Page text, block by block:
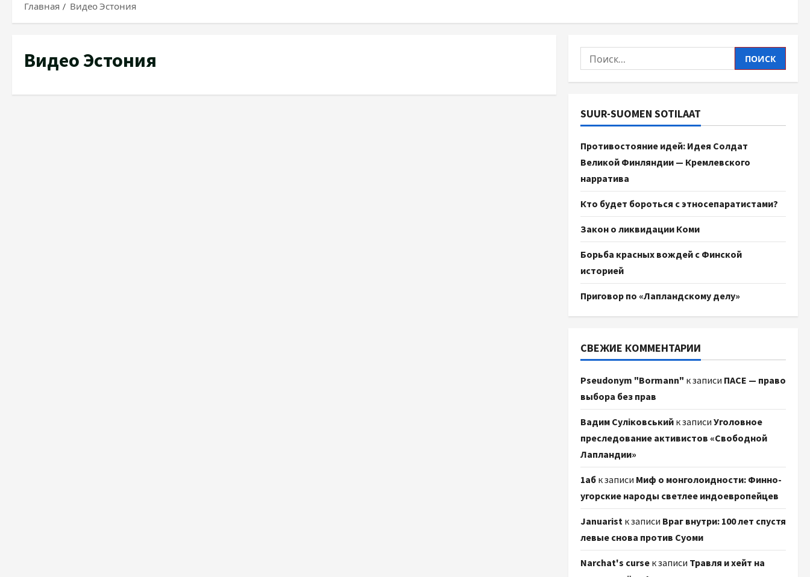
Главная Видео Эстония
Видео Эстония
SUUR-SUOMEN SOTILAAT
Противостояние идей: Идея Солдат
Великой Финляндии — Кремлевского
нарратива
Кто будет бороться с этносепаратистами?
Закон о ликвидации Коми
Борьба красных вождей с Финской
историей
Приговор по «Лапландскому делу»
СВЕЖИЕ КОММЕНТАРИИ
Pseudonym "Bormann" к записи ПАСЕ — право
выбора без прав
Вадим Суліковськийк записи Уголовное
преследование активистов «Свободной
Лапландии»
1абк записи Миф о монголоидности: Финно-
угорские народы светлее индоевропейцев
Januaristк записи Враг внутри: 100 лет спустя
левые снова против Суоми
Narchat's curseк записи Травля и хейт на